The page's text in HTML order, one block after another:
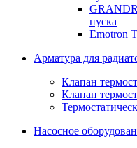
пуска
Emotron
Арматура для
Клапан
Клапан
Насосное